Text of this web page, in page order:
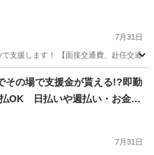
必見の案件です！簡単な電子
お仕事♪
7月31日
支援します！ 【面接交通費、赴任交通
その場で支援金が貰える!?即勤
OK 日払いや週払い・お金住
必見の案件です！簡単な電子
お仕事♪
7月31日